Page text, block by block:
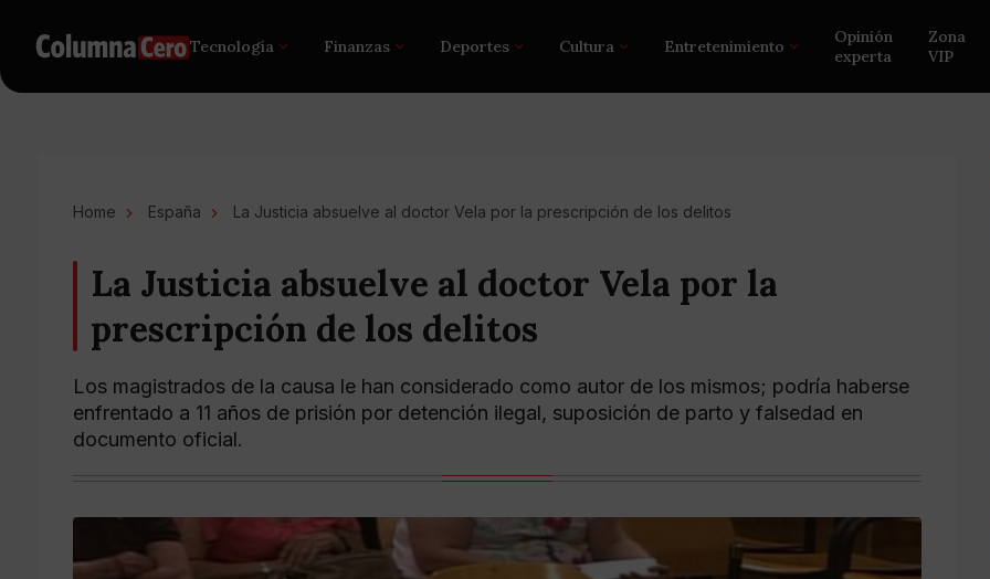
Tecnología Finanzas Deportes Cultura Entretenimiento
Opinión
experta
Zona
VIP
Home España La Justicia absuelve al doctor Vela por la prescripción de los delitos
La Justicia absuelve al doctor Vela por la
prescripción de los delitos
Los magistrados de la causa le han considerado como autor de los mismos; podría haberse
enfrentado a 11 años de prisión por detención ilegal, suposición de parto y falsedad en
documento oficial.